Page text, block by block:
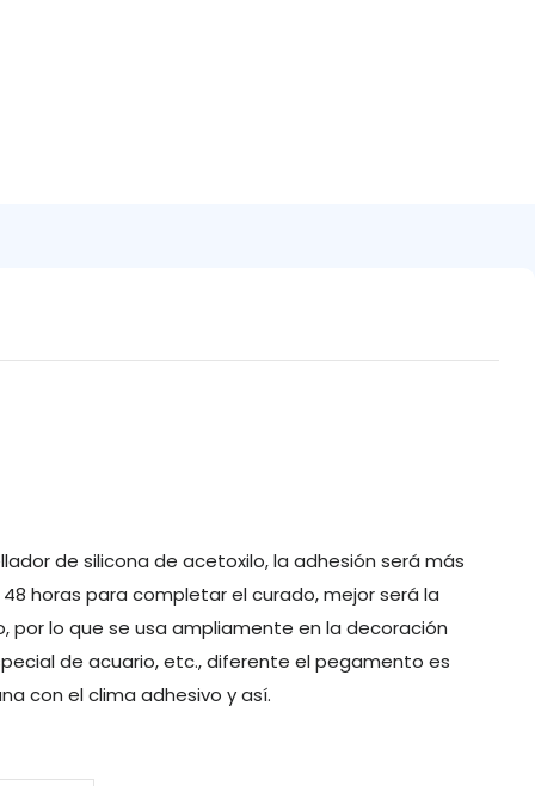
de silicona de acetoxilo, la adhesión será más
horas para completar el curado, mejor será la
por lo que se usa ampliamente en la decoración
de acuario, etc., diferente el pegamento es
con el clima adhesivo y así.